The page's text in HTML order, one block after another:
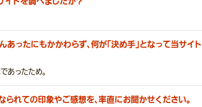
ったにもかかわらず、何が「決め手」となって当サイ
あったため。
れての印象やご感想を、率直にお聞かせください。